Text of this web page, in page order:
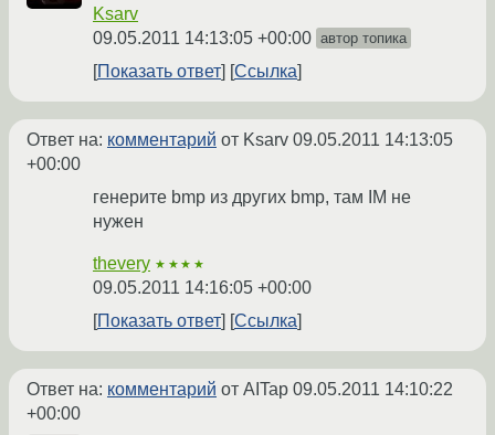
Ksarv
09.05.2011 14:13:05 +00:00 автор топика
Показать ответ Ссылка
Ответ на: комментарий от Ksarv 09.05.2011 14:13:05
+00:00
генерите bmp из других bmp, там IM не
нужен
thevery ★★★★
09.05.2011 14:16:05 +00:00
Показать ответ
Ссылка
Ответ на: комментарий от AITap 09.05.2011 14:10:22
+00:00